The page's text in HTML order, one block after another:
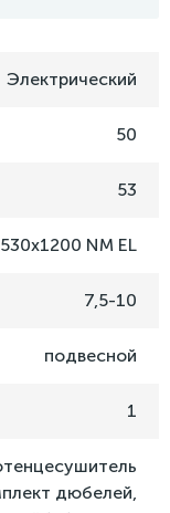
Электрический
50
53
NM EL
7,5-10
подвесной
1
дюбелей,